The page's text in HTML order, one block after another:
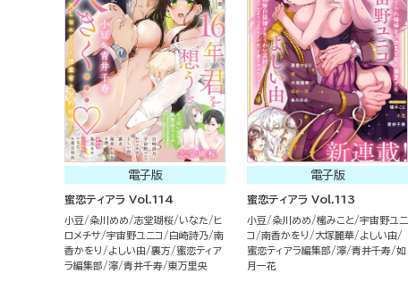
電子版
蜜恋ティアラ Vol.114
小豆 粂川めめ 志堂瑚桜 いなた
ヒ
ロメチサ
宇宙野ユニコ 白崎詩乃
南
香かをり
よしい由 裏方
蜜恋ティア
ラ編集部
濘 青井千寿 東万里央
電子版
蜜恋ティアラ Vol.113
小豆 粂川めめ 櫁みこと
宇宙野ユニ
コ
南香かをり 大塚麗華
よしい由
蜜恋ティアラ編集部
濘 青井千寿 如
月一花